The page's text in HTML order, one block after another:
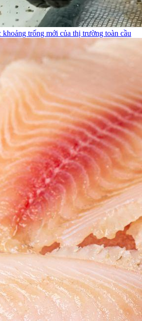
trống mới của thị trường toàn cầu